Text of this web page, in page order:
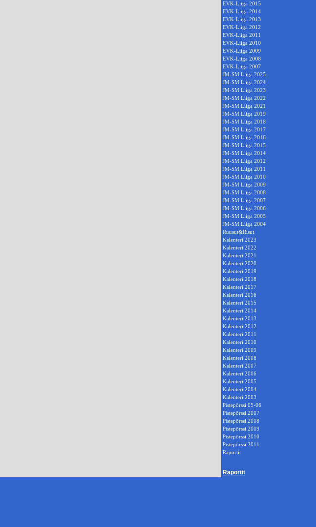
EVK-Liiga 2015
EVK-Liiga 2014
EVK-Liiga 2013
EVK-Liiga 2012
EVK-Liiga 2011
EVK-Liiga 2010
EVK-Liiga 2009
EVK-Liiga 2008
EVK-Liiga 2007
JM-SM Liiga 2025
JM-SM Liiga 2024
JM-SM Liiga 2023
JM-SM Liiga 2022
JM-SM Liiga 2021
JM-SM Liiga 2019
JM-SM Liiga 2018
JM-SM Liiga 2017
JM-SM Liiga 2016
JM-SM Liiga 2015
JM-SM Liiga 2014
JM-SM Liiga 2012
JM-SM Liiga 2011
JM-SM Liiga 2010
JM-SM Liiga 2009
JM-SM Liiga 2008
JM-SM Liiga 2007
JM-SM Liiga 2006
JM-SM Liiga 2005
JM-SM Liiga 2004
Ruusut&Risut
Kalenteri 2023
Kalenteri 2022
Kalenteri 2021
Kalenteri 2020
Kalenteri 2019
Kalenteri 2018
Kalenteri 2017
Kalenteri 2016
Kalenteri 2015
Kalenteri 2014
Kalenteri 2013
Kalenteri 2012
Kalenteri 2011
Kalenteri 2010
Kalenteri 2009
Kalenteri 2008
Kalenteri 2007
Kalenteri 2006
Kalenteri 2005
Kalenteri 2004
Kalenteri 2003
Pistepörssi 05-06
Pistepörssi 2007
Pistepörssi 2008
Pistepörssi 2009
Pistepörssi 2010
Pistepörssi 2011
Raportit
Raportit